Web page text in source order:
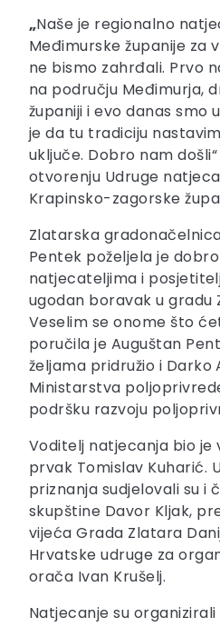
„Naše je regionalno
Međimurske županije za
ne bismo zahrđali. Prvo
na području Međimurja,
županiji i evo danas smo
je da tu tradiciju
uključe. Dobro nam
otvorenju Udruge
Krapinsko-zagorske
Zlatarska
Pentek poželjela je
natjecateljima i
ugodan boravak u gradu
Veselim se onome što
poručila je Auguštan
željama pridružio i Darko
Ministarstva
podršku razvoju
Voditelj natjecanja bio je
prvak Tomislav Kuharić.
priznanja sudjelovali su i
skupštine Davor Kljak,
vijeća Grada Zlatara
Hrvatske udruge za
orača Ivan Krušelj.
Natjecanje su